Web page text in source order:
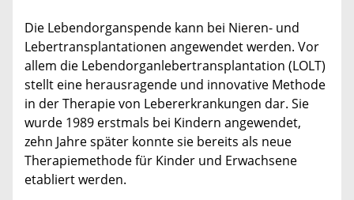
Die Lebendorganspende kann bei Nieren- und
Lebertransplantationen angewendet werden. Vor
allem die Lebendorganlebertransplantation (LOLT)
stellt eine herausragende und innovative Methode
in der Therapie von Lebererkrankungen dar. Sie
wurde 1989 erstmals bei Kindern angewendet,
zehn Jahre später konnte sie bereits als neue
Therapiemethode für Kinder und Erwachsene
etabliert werden.